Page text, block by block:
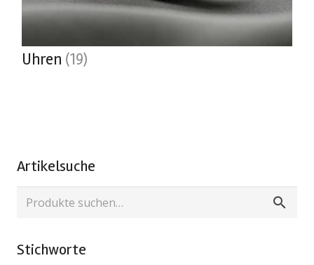
Uhren (19)
Artikelsuche
Suche
Stichworte